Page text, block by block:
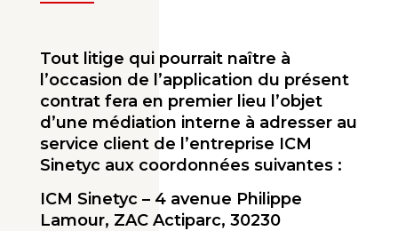
Tout litige qui pourrait naître à
l’occasion de l’application du présent
contrat fera en premier lieu l’objet
d’une médiation interne à adresser au
service client de l’entreprise ICM
Sinetyc aux coordonnées suivantes :
ICM Sinetyc – 4 avenue Philippe
Lamour, ZAC Actiparc, 30230